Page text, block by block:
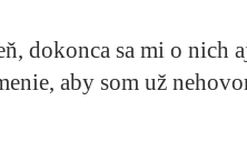
dokonca sa mi o nich
aby som už